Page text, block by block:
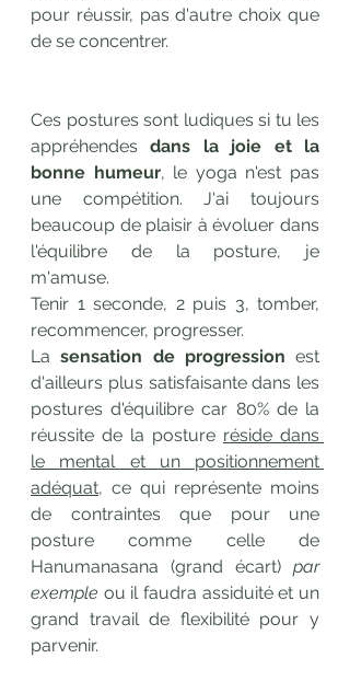
pour réussir, pas d'autre choix que
de se concentrer.
Ces postures sont ludiques si tu les
appréhendes dans la joie et la
bonne humeur, le yoga n'est pas
une compétition. J'ai toujours
beaucoup de plaisir à évoluer dans
l'équilibre de la posture, je
m'amuse.
Tenir 1 seconde, 2 puis 3, tomber,
recommencer, progresser.
La sensation de progression est
d'ailleurs plus satisfaisante dans les
postures d'équilibre car 80% de la
réussite de la posture réside dans
le mental et un positionnement
adéquat, ce qui représente moins
de contraintes que pour une
posture comme celle de
Hanumanasana (grand écart) par
exemple ou il faudra assiduité et un
grand travail de flexibilité pour y
parvenir.